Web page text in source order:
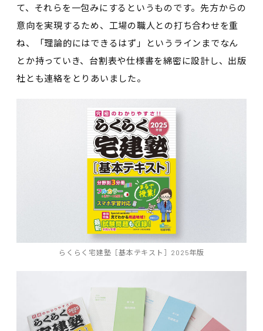
て、それらを一包みにするというものです。先方からの
意向を実現するため、工場の職人との打ち合わせを重
ね、「理論的にはできるはず」というラインまでなん
とか持っていき、台割表や仕様書を綿密に設計し、出版
社とも連絡をとりあいました。
らくらく宅建塾［基本テキスト］2025年版